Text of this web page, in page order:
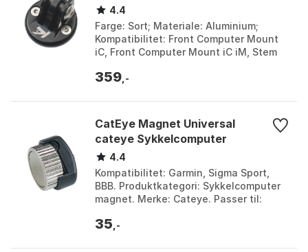
4.4
Farge: Sort; Materiale: Aluminium;
Kompatibilitet: Front Computer Mount
iC, Front Computer Mount iC iM, Stem
Farge: Black. ...
359 ,-
CatEye Magnet Universal
cateye Sykkelcomputer
4.4
Kompatibilitet: Garmin, Sigma Sport,
BBB. Produktkategori: Sykkelcomputer
magnet. Merke: Cateye. Passer til:
35 ,-